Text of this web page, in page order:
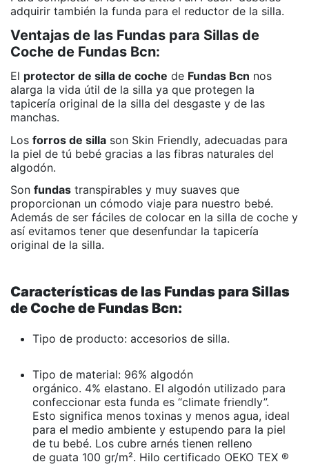
adquirir también la funda para el reductor de la silla.
Ventajas de las Fundas para Sillas de
Coche de Fundas Bcn:
El protector de silla de coche de Fundas Bcn nos
alarga la vida útil de la silla ya que protegen la
tapicería original de la silla del desgaste y de las
manchas.
Los forros de silla son Skin Friendly, adecuadas para
la piel de tú bebé gracias a las fibras naturales del
algodón.
Son fundas transpirables y muy suaves que
proporcionan un cómodo viaje para nuestro bebé.
Además de ser fáciles de colocar en la silla de coche y
así evitamos tener que desenfundar la tapicería
original de la silla.
Características de las Fundas para Sillas
de Coche de Fundas Bcn:
Tipo de producto: accesorios de silla.
Tipo de material: 96% algodón
orgánico. 4% elastano. El algodón utilizado para
confeccionar esta funda es “climate friendly”.
Esto significa menos toxinas y menos agua, ideal
para el medio ambiente y estupendo para la piel
de tu bebé. Los cubre arnés tienen relleno
de guata 100 gr/m². Hilo certificado OEKO TEX ®